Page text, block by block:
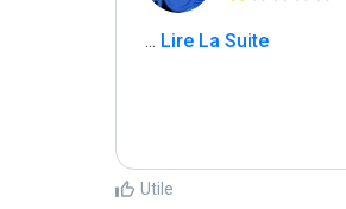
... Lire La Suite
Utile